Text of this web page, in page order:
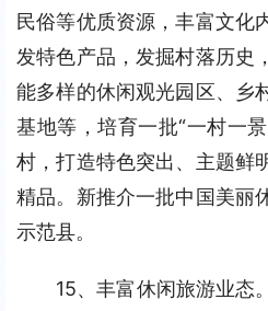
民俗等优质资源，丰富文化
发特色产品，发掘村落历史
能多样的休闲观光园区、乡
基地等，培育一批“一村一
村，打造特色突出、主题鲜
精品。新推介一批中国美丽
示范县。
15、丰富休闲旅游业态